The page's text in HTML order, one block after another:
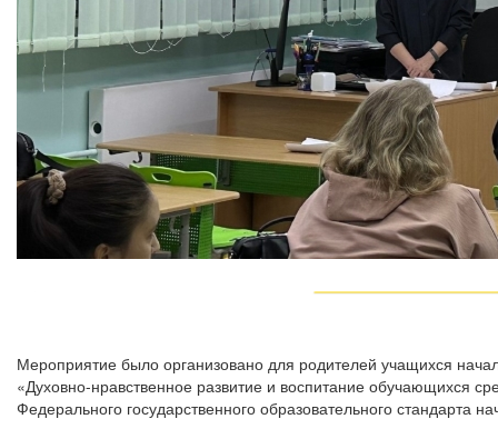
Мероприятие было организовано для родителей учащихся
«Духовно-нравственное развитие и воспитание обучающихся
Федерального государственного образовательного стандарта